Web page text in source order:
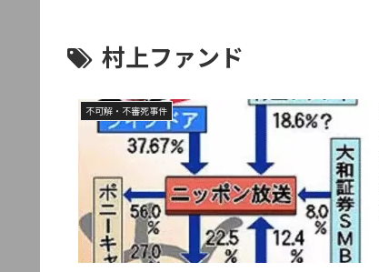
村上ファンド
不可解・不審死事件